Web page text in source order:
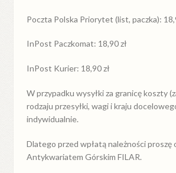
Poczta Polska Priorytet (list, paczka):
InPost Paczkomat: 18,90 zł
InPost Kurier: 18,90 zł
W przypadkuwysyłkiza granicękoszty
rodzaju przesyłki, wagi i kraju
indywidualnie.
Dlatego przed wpłatą należności proszę
Antykwariatem Górskim FILAR.